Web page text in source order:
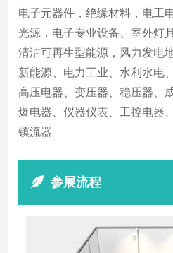
电子元器件，绝缘材料，电工
光源，电子专业设备、室外灯
清洁可再生型能源，风力发电
新能源、电力工业、水利水电
高压电器、变压器、稳压器、
爆电器、仪器仪表、工控电器
镇流器
参展流程